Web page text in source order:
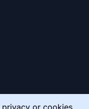
privacy or cookies